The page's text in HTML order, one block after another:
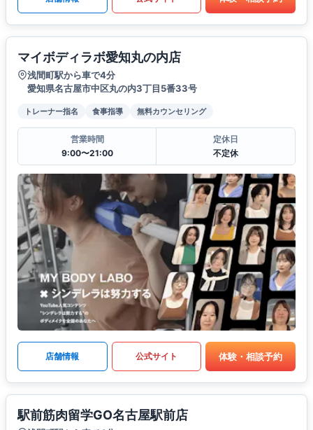
マイボディラボ愛知丸の内店
浅間町駅から車で4分
愛知県名古屋市中区丸の内3丁目5番33号
トレーナー指名 食事指導 無料カウンセリング
営業時間
9:00〜21:00
定休日
不定休
店舗情報 公式サイト 体験・相談予約
駅前筋肉留学GO名古屋駅前店